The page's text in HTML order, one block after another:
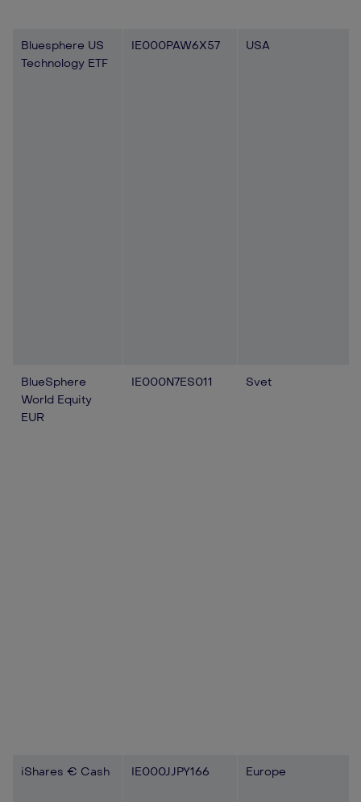
Bluesphere US
Technology ETF
IE000PAW6X57 USA
BlueSphere
World Equity
EUR
IE000N7ES011 Svet
iShares € Cash IE000JJPY166 Europe